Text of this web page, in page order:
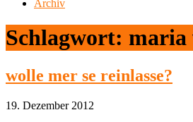
Archiv
Schlagwort: maria
wolle mer se reinlasse?
19. Dezember 2012